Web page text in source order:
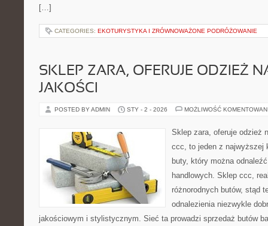
[…]
CATEGORIES: EKOTURYSTYKA I ZRÓWNOWAŻONE PODRÓŻOWANIE
SKLEP ZARA, OFERUJE ODZIEŻ
JAKOŚCI
POSTED BY ADMIN STY - 2 - 2026 MOŻLIWOŚĆ
Sklep zara, oferuje odzież
ccc, to jeden z najwyższej
buty, który można
handlowych. Sklep ccc,
różnorodnych butów, stąd
odnalezienia niezwykle
jakościowym i stylistycznym. Sieć ta prowadzi sprzedaż butów